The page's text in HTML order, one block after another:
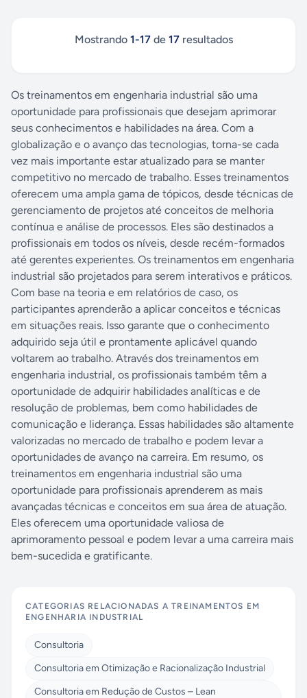
Mostrando 1-17de 17resultados
Os treinamentos em engenharia industrial são uma
oportunidade para profissionais que desejam aprimorar
seus conhecimentos e habilidades na área. Com a
globalização e o avanço das tecnologias, torna-se cada
vez mais importante estar atualizado para se manter
competitivo no mercado de trabalho. Esses treinamentos
oferecem uma ampla gama de tópicos, desde técnicas de
gerenciamento de projetos até conceitos de melhoria
contínua e análise de processos. Eles são destinados a
profissionais em todos os níveis, desde recém-formados
até gerentes experientes. Os treinamentos em engenharia
industrial são projetados para serem interativos e práticos.
Com base na teoria e em relatórios de caso, os
participantes aprenderão a aplicar conceitos e técnicas
em situações reais. Isso garante que o conhecimento
adquirido seja útil e prontamente aplicável quando
voltarem ao trabalho. Através dos treinamentos em
engenharia industrial, os profissionais também têm a
oportunidade de adquirir habilidades analíticas e de
resolução de problemas, bem como habilidades de
comunicação e liderança. Essas habilidades são altamente
valorizadas no mercado de trabalho e podem levar a
oportunidades de avanço na carreira. Em resumo, os
treinamentos em engenharia industrial são uma
oportunidade para profissionais aprenderem as mais
avançadas técnicas e conceitos em sua área de atuação.
Eles oferecem uma oportunidade valiosa de
aprimoramento pessoal e podem levar a uma carreira mais
bem-sucedida e gratificante.
CATEGORIAS RELACIONADAS ATREINAMENTOS EM
ENGENHARIA INDUSTRIAL
Consultoria
Consultoria em Otimização e Racionalização Industrial
Consultoria em Redução de Custos – Lean